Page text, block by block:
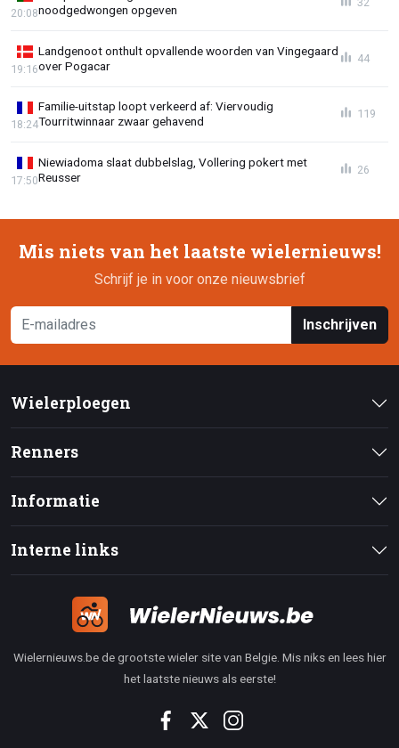
noodgedwongen opgeven
20:08
Landgenoot onthult opvallende woorden van Vingegaard
over Pogacar
19:16
44
Familie-uitstap loopt verkeerd af: Viervoudig
Tourritwinnaar zwaar gehavend
18:24
119
Niewiadoma slaat dubbelslag, Vollering pokert met
Reusser
17:50
26
Mis niets van het laatste wielernieuws!
Schrijf je in voor onze nieuwsbrief
Inschrijven
Wielerploegen
Renners
Informatie
Interne links
Wielernieuws.be de grootste wieler site van Belgie. Mis niks en lees hier
het laatste nieuws als eerste!